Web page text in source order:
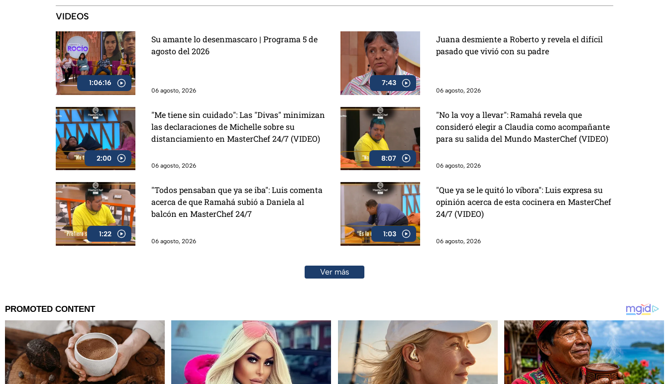
VIDEOS
1:06:16
Su amante lo desenmascaro | Programa 5 de
agosto del 2026
06 agosto, 2026
7:43
Juana desmiente a Roberto y revela el difícil
pasado que vivió con su padre
06 agosto, 2026
2:00
"Me tiene sin cuidado": Las "Divas" minimizan
las declaraciones de Michelle sobre su
distanciamiento en MasterChef 24/7 (VIDEO)
06 agosto, 2026
8:07
"No la voy a llevar": Ramahá revela que
consideró elegir a Claudia como acompañante
para su salida del Mundo MasterChef (VIDEO)
06 agosto, 2026
1:22
"Todos pensaban que ya se iba": Luis comenta
acerca de que Ramahá subió a Daniela al
balcón en MasterChef 24/7
06 agosto, 2026
1:03
"Que ya se le quitó lo víbora": Luis expresa su
opinión acerca de esta cocinera en MasterChef
24/7 (VIDEO)
06 agosto, 2026
Ver más